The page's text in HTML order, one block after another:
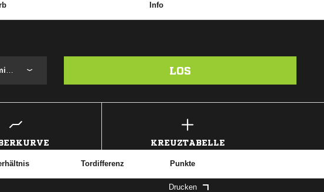
Info
LOS
KREUZTABELLE
Tordifferenz Punkte
Drucken